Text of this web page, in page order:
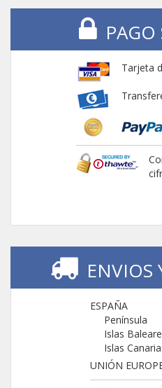
PAGO
Tarjeta
ENVIOS
ESPAÑA
Península
Islas
Islas
UNIÓN